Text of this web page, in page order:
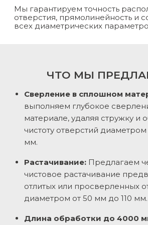
Мы гарантируем точность
отверстия, прямолинейность и
всех диаметрических
ЧТО МЫ
Сверление в сплошном
выполняем глубокое
материале, удаляя стружку и
чистоту отверстий
мм.
Растачивание: Предлагаем
чистовое растачивание
отлитых или просверленных
диаметром от 50 мм до 110 мм.
Длина обработки до 4000